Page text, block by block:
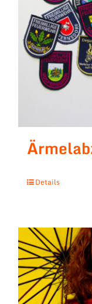
Details